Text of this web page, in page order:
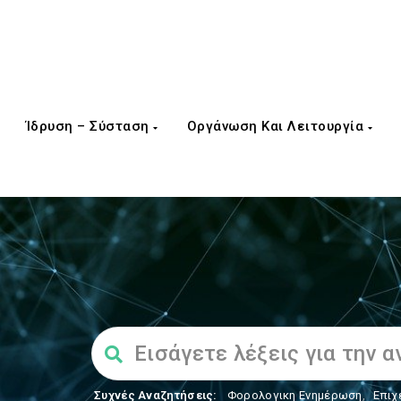
Ίδρυση – Σύσταση Οργάνωση Και Λειτουργία
Συχνές Αναζητήσεις: Φορολογικη Ενημέρωση,